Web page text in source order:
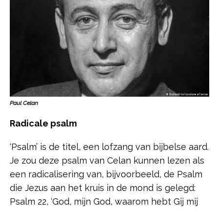
Paul Celan
Radicale psalm
‘Psalm’ is de titel, een lofzang van bijbelse aard.
Je zou deze psalm van Celan kunnen lezen als
een radicalisering van, bijvoorbeeld, de Psalm
die Jezus aan het kruis in de mond is gelegd:
Psalm 22, ‘God, mijn God, waarom hebt Gij mij